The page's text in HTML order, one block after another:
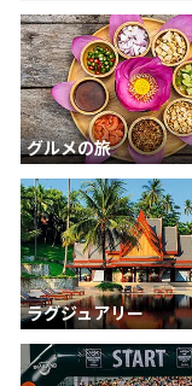
グルメの旅
ラグジュアリー